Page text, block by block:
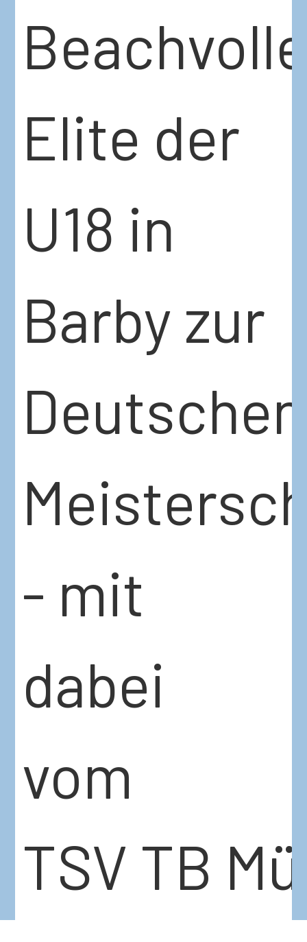
Elite der
U18 in
Barby zur
Deutschen
- mit
dabei
vom
TSV TB